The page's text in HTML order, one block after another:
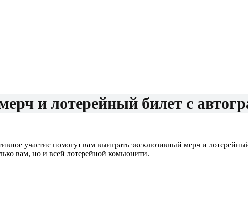
и лотерейный билет с
участие помогут вам выиграть эксклюзивный мерч и
вам, но и всей лотерейной комьюнити.